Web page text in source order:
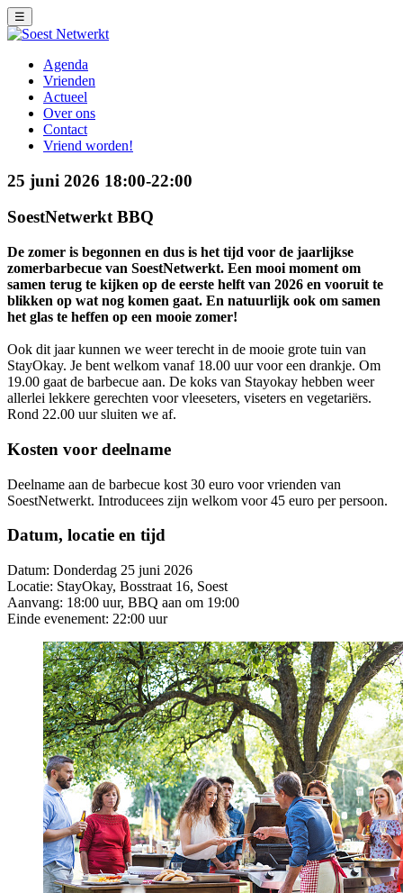
☰
Agenda
Vrienden
Actueel
Over ons
Contact
Vriend worden!
25 juni 2026 18:00-22:00
SoestNetwerkt BBQ
De zomer is begonnen en dus is het tijd voor de jaarlijkse
zomerbarbecue van SoestNetwerkt. Een mooi moment om
samen terug te kijken op de eerste helft van 2026 en vooruit te
blikken op wat nog komen gaat. En natuurlijk ook om samen
het glas te heffen op een mooie zomer!
Ook dit jaar kunnen we weer terecht in de mooie grote tuin van
StayOkay. Je bent welkom vanaf 18.00 uur voor een drankje. Om
19.00 gaat de barbecue aan. De koks van Stayokay hebben weer
allerlei lekkere gerechten voor vleeseters, viseters en vegetariërs.
Rond 22.00 uur sluiten we af.
Kosten voor deelname
Deelname aan de barbecue kost 30 euro voor vrienden van
SoestNetwerkt. Introducees zijn welkom voor 45 euro per persoon.
Datum, locatie en tijd
Datum: Donderdag 25 juni 2026
Locatie: StayOkay, Bosstraat 16, Soest
Aanvang: 18:00 uur, BBQ aan om 19:00
Einde evenement: 22:00 uur